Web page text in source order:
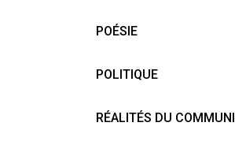
POÉSIE
POLITIQUE
RÉALITÉS DU